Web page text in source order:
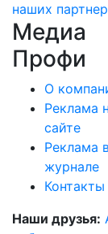
наших
Медиа
Профи
О
Реклама
сайте
Реклама
журнале
Контакты
Наши друзья: